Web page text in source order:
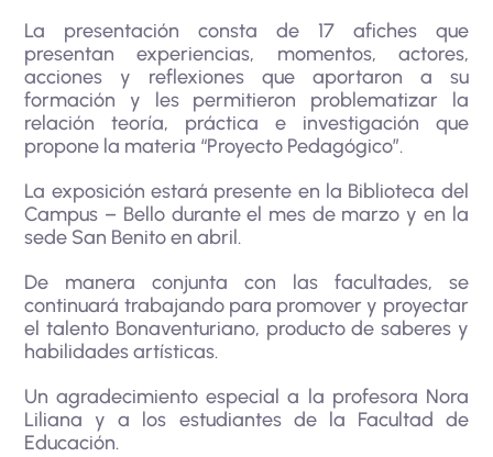
La presentación consta de 17 afiches que
presentan experiencias, momentos, actores,
acciones y reflexiones que aportaron a su
formación y les permitieron problematizar la
relación teoría, práctica e investigación que
propone la materia “Proyecto Pedagógico”.
La exposición estará presente en la Biblioteca del
Campus – Bello durante el mes de marzo y en la
sede San Benito en abril.
De manera conjunta con las facultades, se
continuará trabajando para promover y proyectar
el talento Bonaventuriano, producto de saberes y
habilidades artísticas.
Un agradecimiento especial a la profesora Nora
Liliana y a los estudiantes de la Facultad de
Educación.